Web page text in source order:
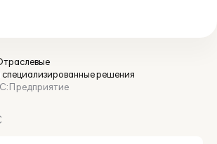
специализированные решения